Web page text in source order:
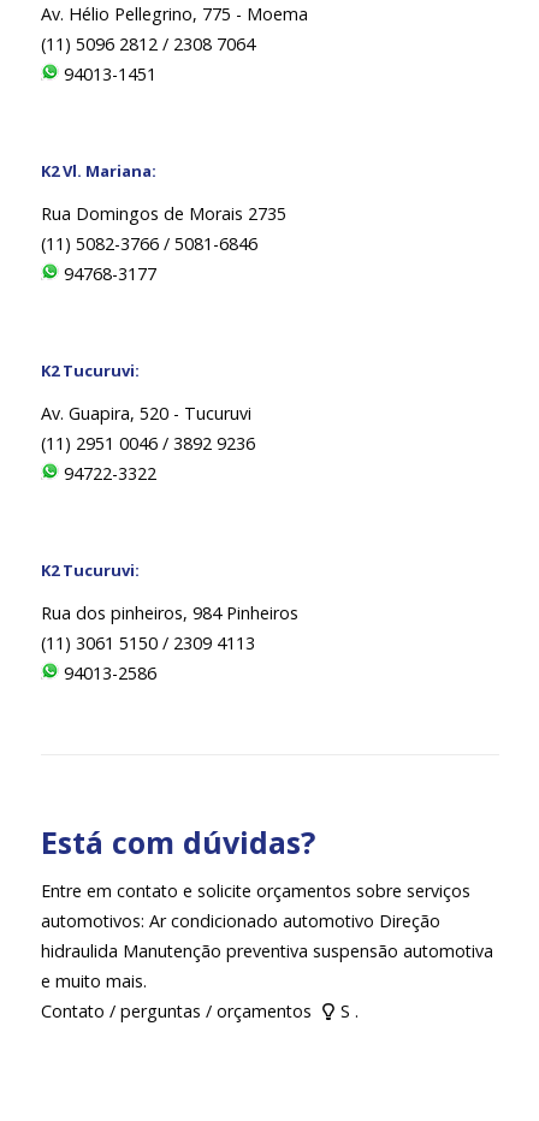
Av. Hélio Pellegrino, 775 - Moema
(11) 5096 2812 / 2308 7064
94013-1451
K2 Vl. Mariana:
Rua Domingos de Morais 2735
(11) 5082-3766 / 5081-6846
94768-3177
K2 Tucuruvi:
Av. Guapira, 520 - Tucuruvi
(11) 2951 0046 / 3892 9236
94722-3322
K2 Tucuruvi:
Rua dos pinheiros, 984 Pinheiros
(11) 3061 5150 / 2309 4113
94013-2586
Está com dúvidas?
Entre em contato e solicite orçamentos sobre serviços
automotivos: Ar condicionado automotivo Direção
hidraulida Manutenção preventiva suspensão automotiva
e muito mais.
Contato / perguntas / orçamentos
S .